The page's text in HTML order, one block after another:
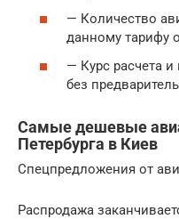
— Количество
данному тарифу
— Курс расчета и
без
Самые дешевые
Петербурга в Киев
Спецпредложения от
Распродажа